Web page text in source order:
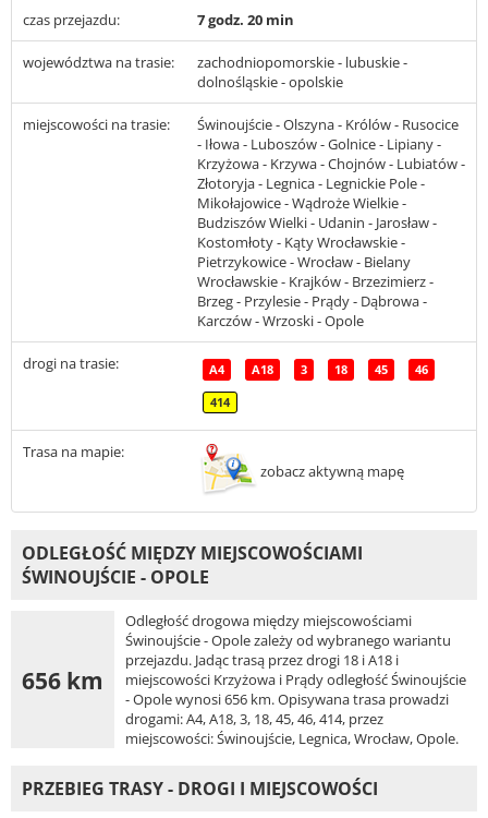
czas przejazdu: 7 godz. 20 min
województwa na trasie:
zachodniopomorskie - lubuskie -
dolnośląskie - opolskie
miejscowości na trasie:
Świnoujście - Olszyna - Królów - Rusocice
- Iłowa - Luboszów - Golnice - Lipiany -
Krzyżowa - Krzywa - Chojnów - Lubiatów -
Złotoryja - Legnica - Legnickie Pole -
Mikołajowice - Wądroże Wielkie -
Budziszów Wielki - Udanin - Jarosław -
Kostomłoty - Kąty Wrocławskie -
Pietrzykowice - Wrocław - Bielany
Wrocławskie - Krajków - Brzezimierz -
Brzeg - Przylesie - Prądy - Dąbrowa -
Karczów - Wrzoski - Opole
drogi na trasie: A4 A18 3 18 45 46
414
Trasa na mapie:
zobacz aktywną mapę
ODLEGŁOŚĆ MIĘDZY MIEJSCOWOŚCIAMI
ŚWINOUJŚCIE - OPOLE
656 km
Odległość drogowa między miejscowościami
Świnoujście - Opole zależy od wybranego wariantu
przejazdu. Jadąc trasą przez drogi 18 i A18 i
miejscowości Krzyżowa i Prądy odległość Świnoujście
- Opole wynosi 656 km. Opisywana trasa prowadzi
drogami: A4, A18, 3, 18, 45, 46, 414, przez
miejscowości: Świnoujście, Legnica, Wrocław, Opole.
PRZEBIEG TRASY - DROGI I MIEJSCOWOŚCI